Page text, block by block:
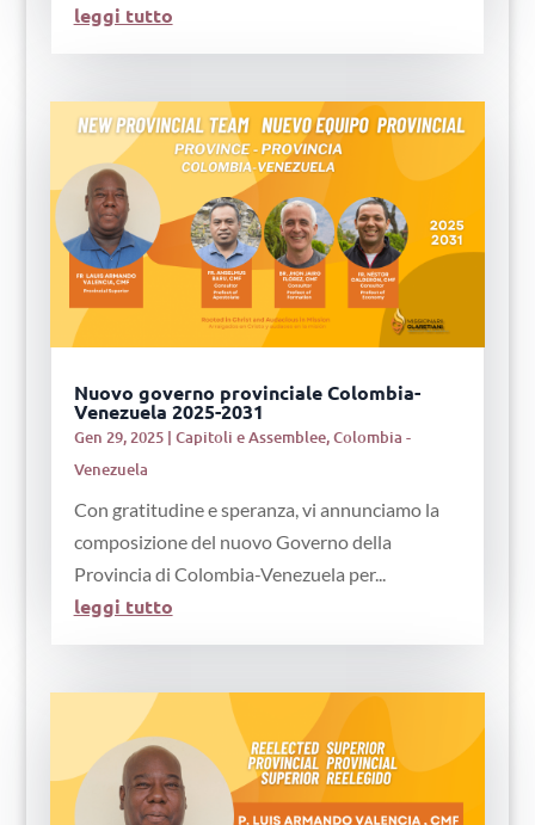
leggi tutto
Nuovo governo provinciale Colombia-
Venezuela 2025-2031
Gen 29, 2025| Capitoli e Assemblee,Colombia -
Venezuela
Con gratitudine e speranza, vi annunciamo la
composizione del nuovo Governo della
Provincia di Colombia-Venezuela per...
leggi tutto